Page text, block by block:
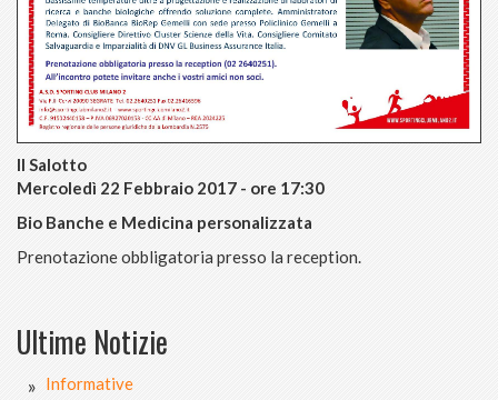
Il Salotto
Mercoledì 22 Febbraio 2017 - ore 17:30
Bio Banche e Medicina personalizzata
Prenotazione obbligatoria presso la reception.
Ultime Notizie
Informative